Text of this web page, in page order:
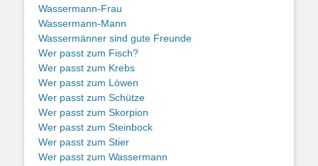
Wassermann-Frau
Wassermann-Mann
Wassermänner sind gute Freunde
Wer passt zum Fisch?
Wer passt zum Krebs
Wer passt zum Löwen
Wer passt zum Schütze
Wer passt zum Skorpion
Wer passt zum Steinbock
Wer passt zum Stier
Wer passt zum Wassermann